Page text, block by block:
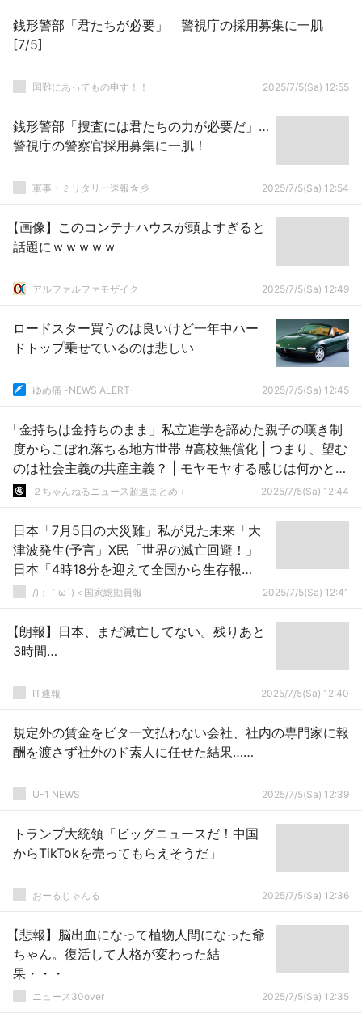
銭形警部「君たちが必要」 警視庁の採用募集に一肌
[7/5]
国難にあってもの申す！！ 2025/7/5(Sa) 12:55
銭形警部「捜査には君たちの力が必要だ」…
警視庁の警察官採用募集に一肌！
軍事・ミリタリー速報☆彡 2025/7/5(Sa) 12:54
【画像】このコンテナハウスが頭よすぎると
話題にｗｗｗｗｗ
アルファルファモザイク 2025/7/5(Sa) 12:49
ロードスター買うのは良いけど一年中ハー
ドトップ乗せているのは悲しい
ゆめ痛 -NEWS ALERT- 2025/7/5(Sa) 12:45
「金持ちは金持ちのまま」私立進学を諦めた親子の嘆き制
度からこぼれ落ちる地方世帯 #高校無償化 | つまり、望む
のは社会主義の共産主義？ | モヤモヤする感じは何かと考
えてみれば
２ちゃんねるニュース超速まとめ＋ 2025/7/5(Sa) 12:44
日本「7月5日の大災難」私が見た未来「大
津波発生(予言」X民「世界の滅亡回避！」
日本「4時18分を迎えて全国から生存報
告！」マスコミ「たつき諒を一斉批判！」
/)；｀ω´)＜国家総動員報 2025/7/5(Sa) 12:41
【朗報】日本、まだ滅亡してない。残りあと
3時間…
IT速報 2025/7/5(Sa) 12:40
規定外の賃金をビタ一文払わない会社、社内の専門家に報
酬を渡さず社外のド素人に任せた結果……
U-1 NEWS 2025/7/5(Sa) 12:39
トランプ大統領「ビッグニュースだ！中国
からTikTokを売ってもらえそうだ」
おーるじゃんる 2025/7/5(Sa) 12:36
【悲報】脳出血になって植物人間になった爺
ちゃん。復活して人格が変わった結
果・・・
ニュース30over 2025/7/5(Sa) 12:35